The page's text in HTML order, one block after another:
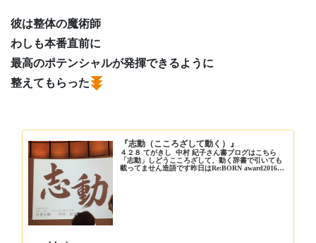
彼は整体の魔術師
わしも本番直前に
最高のポテンシャルが発揮できるように
整えてもらった
『志動（こころざして動く）』
４２８ てがきし 中村 紀子さん書ブログはこちら
「志動」しどうこころざして、動く辞書で引いても
載ってません造語です昨日はRe:BORN award2016